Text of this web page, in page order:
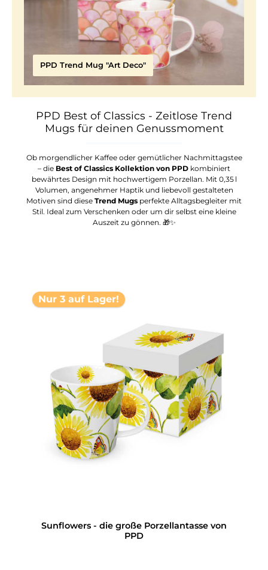
PPD Trend Mug "Art Deco"
PPD Best of Classics - Zeitlose Trend
Mugs für deinen Genussmoment
Ob morgendlicher Kaffee oder gemütlicher Nachmittagstee
– die Best of Classics Kollektion von PPD kombiniert
bewährtes Design mit hochwertigem Porzellan. Mit 0,35 l
Volumen, angenehmer Haptik und liebevoll gestalteten
Motiven sind diese Trend Mugs perfekte Alltagsbegleiter mit
Stil. Ideal zum Verschenken oder um dir selbst eine kleine
Auszeit zu gönnen. 🎁✨
Nur 3 auf Lager!
Sunflowers - die große Porzellantasse von
PPD